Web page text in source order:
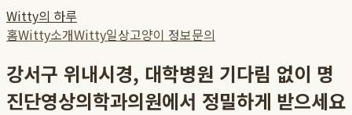
Witty의 하루
홈Witty소개Witty일상고양이 정보문의
강서구 위내시경, 대학병원 기다림 없이 명
진단영상의학과의원에서 정밀하게 받으세요